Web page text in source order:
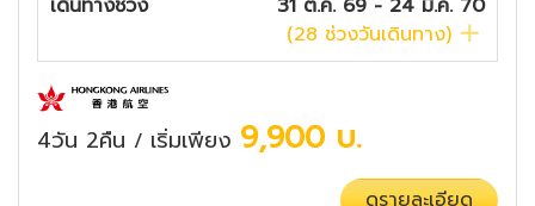
เดินทางช่วง
31 ต.ค. 69 - 24 มี.ค. 70
(28 ช่วงวันเดินทาง)
4วัน 2คืน / เริ่มเพียง 9,900 บ.
ดูรายละเอียด